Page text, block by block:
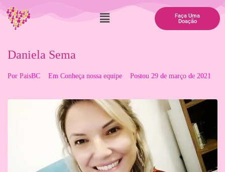
Faça Uma
Doação
Daniela Sema
Por PaisBC Em Conheça nossa equipe Postou 29 de março de 2021